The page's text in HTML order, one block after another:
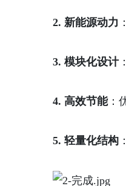
2. 新能源动力
3. 模块化设计
4. 高效节能：
5. 轻量化结构